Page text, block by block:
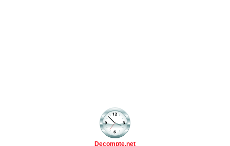
Decompte.net